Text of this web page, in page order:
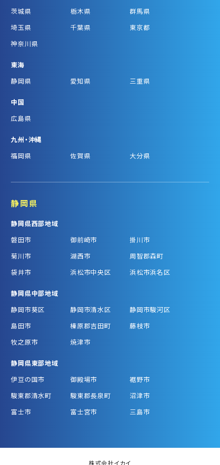
茨城県
栃木県
群馬県
埼玉県
千葉県
東京都
神奈川県
東海
静岡県
愛知県 三重県
中国
広島県
九州・沖縄
福岡県
佐賀県 大分県
静岡県
静岡県西部地域
磐田市
御前崎市
掛川市
菊川市
湖西市
周智郡森町
袋井市
浜松市中央区 浜松市浜名区
静岡県中部地域
静岡市葵区
静岡市清水区
静岡市駿河区
島田市
榛原郡吉田町
藤枝市
牧之原市
焼津市
静岡県東部地域
伊豆の国市
御殿場市
裾野市
駿東郡清水町
駿東郡長泉町
沼津市
富士市
富士宮市 三島市
株式会社イカイ